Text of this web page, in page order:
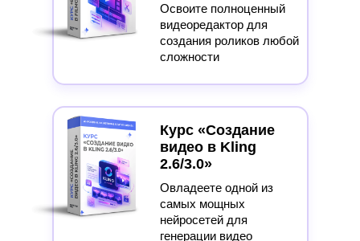
Освоите полноценный
видеоредактор для
создания роликов любой
сложности
Курс «Создание
видео в Kling
2.6/3.0»
Овладеете одной из
самых мощных
нейросетей для
генерации видео